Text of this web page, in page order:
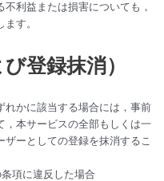
利益または損害についても，
す。
登録抹消）
れかに該当する場合には，事前
本サービスの全部もしくは一
ーとしての登録を抹消するこ
項に違反した場合